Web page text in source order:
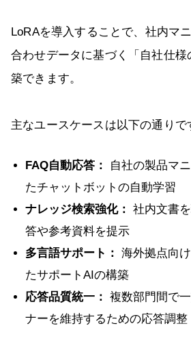
LoRAを導入することで、社内マ
合わせデータに基づく「自社仕
築できます。
主なユースケースは以下の通りで
FAQ自動応答：
自社の製品マ
たチャットボットの自動学習
ナレッジ検索強化： 社内文書
答や参考資料を提示
多言語サポート： 海外拠点向
たサポートAIの構築
応答品質統一： 複数部門間で
ナーを維持するための応答調整